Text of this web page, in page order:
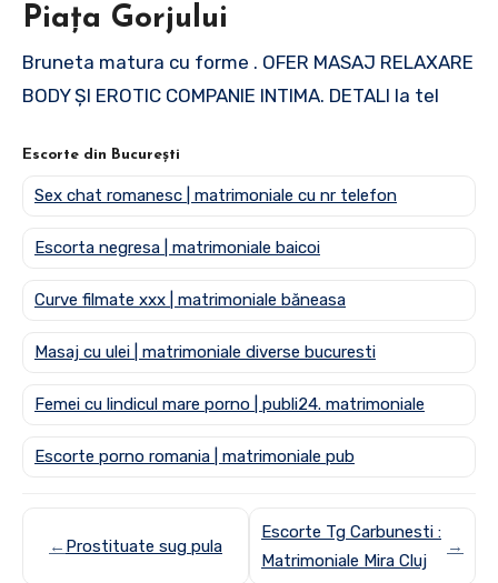
Piața Gorjului
Bruneta matura cu forme . OFER MASAJ RELAXARE
BODY ȘI EROTIC COMPANIE INTIMA. DETALI la tel
Escorte din București
Sex chat romanesc | matrimoniale cu nr telefon
Escorta negresa | matrimoniale baicoi
Curve filmate xxx | matrimoniale băneasa
Masaj cu ulei | matrimoniale diverse bucuresti
Femei cu lindicul mare porno | publi24. matrimoniale
Escorte porno romania | matrimoniale pub
← Prostituate sug pula
Escorte Tg Carbunesti :
Matrimoniale Mira Cluj
→